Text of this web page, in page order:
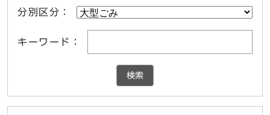
分別区分：
キーワード：
検索